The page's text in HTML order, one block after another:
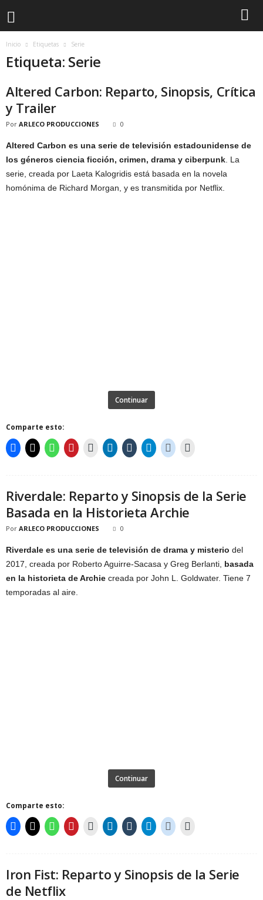
Inicio Etiquetas Serie
Etiqueta: Serie
Altered Carbon: Reparto, Sinopsis, Crítica
y Trailer
Por ARLECO PRODUCCIONES 0
Altered Carbon es una serie de televisión estadounidense de
los géneros ciencia ficción, crimen, drama y ciberpunk . La
serie, creada por Laeta Kalogridis está basada en la novela
homónima de Richard Morgan, y es transmitida por Netflix.
Continuar
Comparte esto:
Riverdale: Reparto y Sinopsis de la Serie
Basada en la Historieta Archie
Por ARLECO PRODUCCIONES 0
Riverdale es una serie de televisión de drama y misterio del
2017, creada por Roberto Aguirre-Sacasa y Greg Berlanti, basada
en la historieta de Archie creada por John L. Goldwater. Tiene 7
temporadas al aire.
Continuar
Comparte esto:
Iron Fist: Reparto y Sinopsis de la Serie
de Netflix